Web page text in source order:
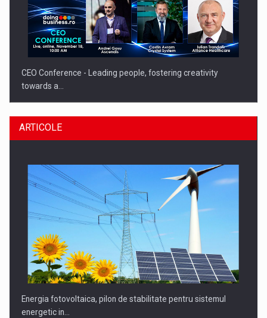
CEO Conference - Leading people, fostering creativity
towards a…
CEO Conference - Shaping The Future - Technology and…
ARTICOLE
Energia fotovoltaica, pilon de stabilitate pentru sistemul
energetic in…